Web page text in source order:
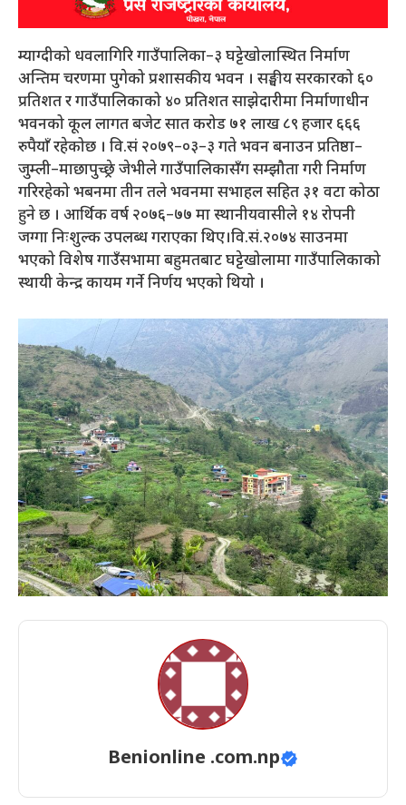
म्याग्दीको धवलागिरि गाउँपालिका–३ घट्टेखोलास्थित निर्माण
अन्तिम चरणमा पुगेको प्रशासकीय भवन । सङ्घीय सरकारको ६०
प्रतिशत र गाउँपालिकाको ४० प्रतिशत साझेदारीमा निर्माणाधीन
भवनको कूल लागत बजेट सात करोड ७१ लाख ८९ हजार ६६६
रुपैयाँ रहेकोछ । वि.सं २०७९–०३–३ गते भवन बनाउन प्रतिष्ठा–
जुम्ली–माछापुच्छ्रे जेभीले गाउँपालिकासँग सम्झौता गरी निर्माण
गरिरहेको भबनमा तीन तले भवनमा सभाहल सहित ३१ वटा कोठा
हुने छ । आर्थिक वर्ष २०७६–७७ मा स्थानीयवासीले १४ रोपनी
जग्गा निःशुल्क उपलब्ध गराएका थिए।वि.सं.२०७४ साउनमा
भएको विशेष गाउँसभामा बहुमतबाट घट्टेखोलामा गाउँपालिकाको
स्थायी केन्द्र कायम गर्ने निर्णय भएको थियो ।
Benionline .com.np